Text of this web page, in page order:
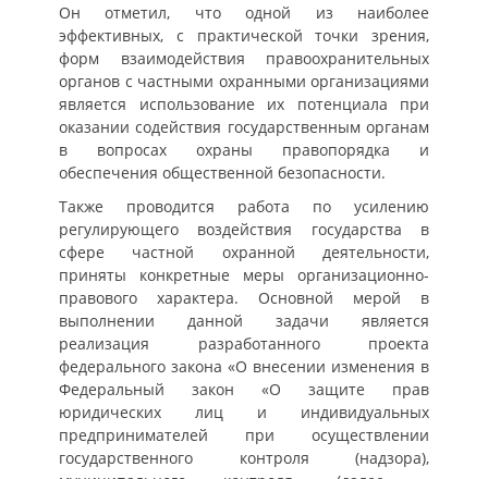
Он отметил, что одной из наиболее
эффективных, с практической точки зрения,
форм взаимодействия правоохранительных
органов с частными охранными организациями
является использование их потенциала при
оказании содействия государственным органам
в вопросах охраны правопорядка и
обеспечения общественной безопасности.
Также проводится работа по усилению
регулирующего воздействия государства в
сфере частной охранной деятельности,
приняты конкретные меры организационно-
правового характера. Основной мерой в
выполнении данной задачи является
реализация разработанного проекта
федерального закона «О внесении изменения в
Федеральный закон «О защите прав
юридических лиц и индивидуальных
предпринимателей при осуществлении
государственного контроля (надзора),